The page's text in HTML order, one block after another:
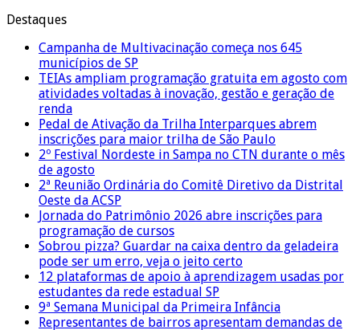
Destaques
Campanha de Multivacinação começa nos 645
municípios de SP
TEIAs ampliam programação gratuita em agosto com
atividades voltadas à inovação, gestão e geração de
renda
Pedal de Ativação da Trilha Interparques abrem
inscrições para maior trilha de São Paulo
2º Festival Nordeste in Sampa no CTN durante o mês
de agosto
2ª Reunião Ordinária do Comitê Diretivo da Distrital
Oeste da ACSP
Jornada do Patrimônio 2026 abre inscrições para
programação de cursos
Sobrou pizza? Guardar na caixa dentro da geladeira
pode ser um erro, veja o jeito certo
12 plataformas de apoio à aprendizagem usadas por
estudantes da rede estadual SP
9ª Semana Municipal da Primeira Infância
Representantes de bairros apresentam demandas de